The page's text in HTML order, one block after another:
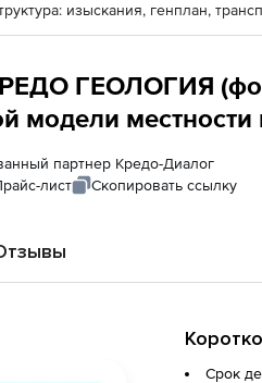
изыскания, генплан,
ГЕОЛОГИЯ
модели
изысканий),
партнер Кредо-Диалог
лист Скопировать ссылку
Срок